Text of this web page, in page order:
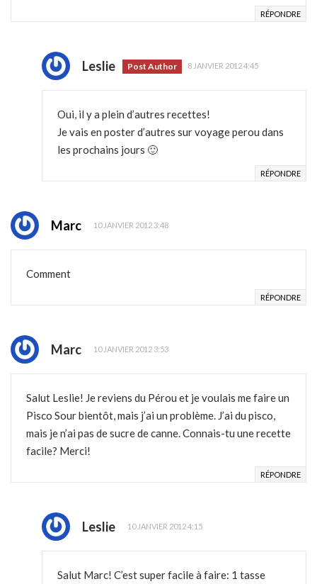
RÉPONDRE
Leslie Post Author 8 JANVIER 2012 4:45
Oui, il y a plein d’autres recettes!
Je vais en poster d’autres sur voyage perou dans
les prochains jours 🙂
RÉPONDRE
Marc 10 JANVIER 2012 3:48
Comment
RÉPONDRE
Marc 10 JANVIER 2012 3:53
Salut Leslie! Je reviens du Pérou et je voulais me faire un
Pisco Sour bientôt, mais j’ai un problème. J’ai du pisco,
mais je n’ai pas de sucre de canne. Connais-tu une recette
facile? Merci!
RÉPONDRE
Leslie 10 JANVIER 2012 4:15
Salut Marc! C’est super facile à faire: 1 tasse